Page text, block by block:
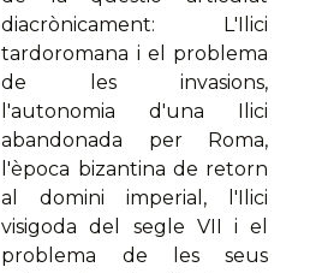
diacrònicament: L'Ilici
tardoromana i el problema
de les invasions,
l'autonomia d'una Ilici
abandonada per Roma,
l'època bizantina de retorn
al domini imperial, l'Ilici
visigoda del segle VII i el
problema de les seus